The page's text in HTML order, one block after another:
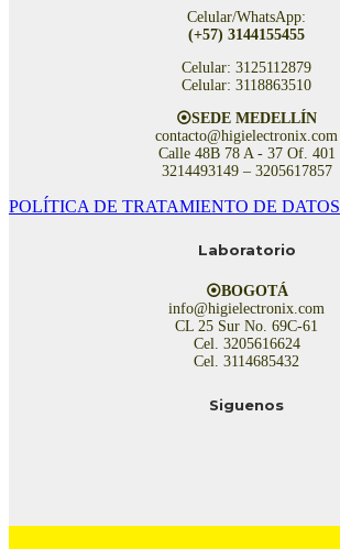
Celular/WhatsApp:
(+57) 3144155455
Celular: 3125112879
Celular: 3118863510
⦿SEDE MEDELLÍN
contacto@higielectronix.com
Calle 48B 78 A - 37 Of. 401
3214493149 – 3205617857
POLÍTICA DE TRATAMIENTO DE DATOS
Laboratorio
⦿BOGOTÁ
info@higielectronix.com
CL 25 Sur No. 69C-61
Cel. 3205616624
Cel. 3114685432
Siguenos